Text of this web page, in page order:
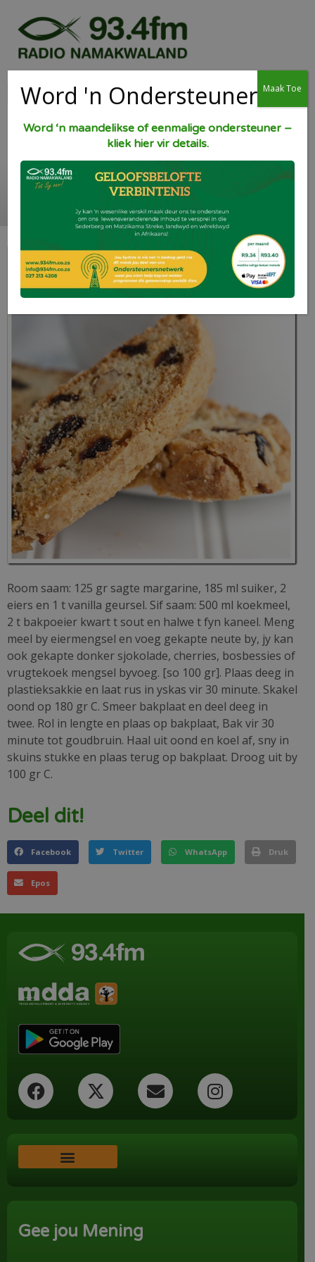
Biscotti
Room saam: 125 gr sagte margarine, 185 ml suiker, 2
eiers en 1 t vanilla geursel. Sif saam: 500 ml koekmeel,
2 t bakpoeier kwart t sout en halwe t fyn kaneel. Meng
meel by eiermengsel en voeg gekapte neute by, jy kan
ook gekapte donker sjokolade, cherries, bosbessies of
vrugtekoek mengsel byvoeg. [so 100 gr]. Plaas deeg in
plastieksakkie en laat rus in yskas vir 30 minute. Skakel
oond op 180 gr C. Smeer bakplaat en deel deeg in
twee. Rol in lengte en plaas op bakplaat, Bak vir 30
minute tot goudbruin. Haal uit oond en koel af, sny in
skuins stukke en plaas terug op bakplaat. Droog uit by
100 gr C.
Deel dit!
Facebook Twitter WhatsApp Druk
Epos
Gee jou Mening
Word 'n Ondersteuner
Word ‘n maandelikse of eenmalige ondersteuner –
kliek hier vir details.
Maak Toe